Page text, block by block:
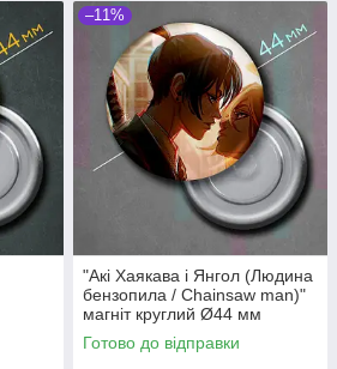
–11%
"Акі Хаякава і Янгол (Людина
бензопила / Chainsaw man)"
магніт круглий Ø44 мм
Готово до відправки